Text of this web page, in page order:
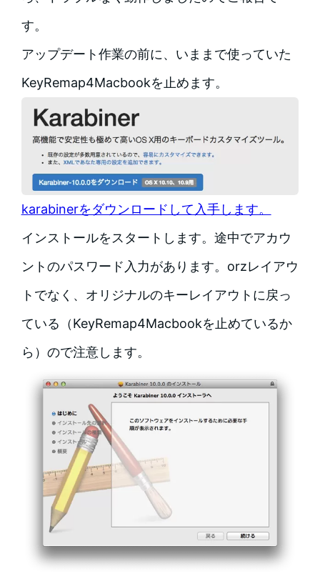
す。
アップデート作業の前に、いままで使っていた
KeyRemap4Macbookを止めます。
karabinerをダウンロードして入手します。
インストールをスタートします。途中でアカウ
ントのパスワード入力があります。orzレイアウ
トでなく、オリジナルのキーレイアウトに戻っ
ている（KeyRemap4Macbookを止めているか
ら）ので注意します。